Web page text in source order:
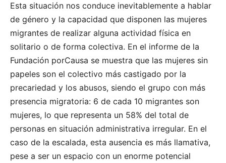
Esta situación nos conduce inevitablemente a hablar
de género y la capacidad que disponen las mujeres
migrantes de realizar alguna actividad física en
solitario o de forma colectiva. En el informe de la
Fundación porCausa se muestra que las mujeres sin
papeles son el colectivo más castigado por la
precariedad y los abusos, siendo el grupo con más
presencia migratoria: 6 de cada 10 migrantes son
mujeres, lo que representa un 58% del total de
personas en situación administrativa irregular. En el
caso de la escalada, esta ausencia es más llamativa,
pese a ser un espacio con un enorme potencial